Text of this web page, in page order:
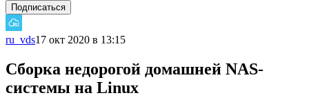
Подписаться
ru_vds17 окт 2020 в 13:15
Сборка недорогой домашней NAS-
системы на Linux